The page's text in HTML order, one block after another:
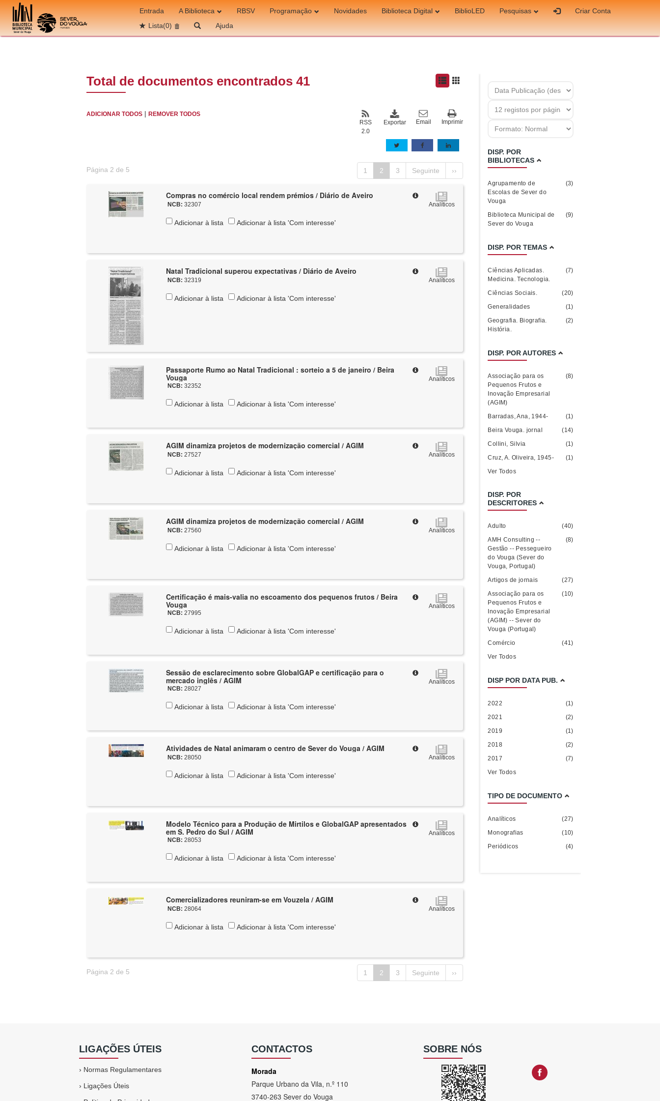
Ir para o conteúdo
Entrada A Biblioteca RBSV Programação Novidades Biblioteca Digital BiblioLED Pesquisas
Criar Conta
Lista(0) Ajuda
Total de documentos encontrados 41
ADICIONAR TODOS |REMOVER TODOS
Imprimir
Email
Exportar
RSS
2.0
Página 2 de 5 1 2 3 Seguinte ››
Compras no comércio local rendem prémios / Diário de Aveiro
NCB:32307 Analíticos
Adicionar à lista Adicionar à lista 'Com interesse'
Natal Tradicional superou expectativas / Diário de Aveiro
NCB:32319 Analíticos
Adicionar à lista Adicionar à lista 'Com interesse'
Passaporte Rumo ao Natal Tradicional : sorteio a 5 de janeiro / Beira
Vouga
NCB:32352
Analíticos
Adicionar à lista Adicionar à lista 'Com interesse'
AGIM dinamiza projetos de modernização comercial / AGIM
NCB:27527 Analíticos
Adicionar à lista Adicionar à lista 'Com interesse'
AGIM dinamiza projetos de modernização comercial / AGIM
NCB:27560 Analíticos
Adicionar à lista Adicionar à lista 'Com interesse'
Certificação é mais-valia no escoamento dos pequenos frutos / Beira
Vouga
NCB:27995
Analíticos
Adicionar à lista Adicionar à lista 'Com interesse'
Sessão de esclarecimento sobre GlobalGAP e certificação para o
mercado inglês / AGIM
NCB:28027
Analíticos
Adicionar à lista Adicionar à lista 'Com interesse'
Atividades de Natal animaram o centro de Sever do Vouga / AGIM
NCB:28050 Analíticos
Adicionar à lista Adicionar à lista 'Com interesse'
Modelo Técnico para a Produção de Mirtilos e GlobalGAP apresentados
em S. Pedro do Sul / AGIM
NCB:28053
Analíticos
Adicionar à lista Adicionar à lista 'Com interesse'
Comercializadores reuniram-se em Vouzela / AGIM
NCB:28064 Analíticos
Adicionar à lista Adicionar à lista 'Com interesse'
Página 2 de 5 1 2 3 Seguinte ››
DISP. POR
BIBLIOTECAS
Agrupamento de
Escolas de Sever do
Vouga
(3)
Biblioteca Municipal de
Sever do Vouga
(9)
DISP. POR TEMAS
Ciências Aplicadas.
Medicina. Tecnologia.
(7)
Ciências Sociais.
(20)
Generalidades
(1)
Geografia. Biografia.
História.
(2)
DISP. POR AUTORES
Associação para os
Pequenos Frutos e
Inovação Empresarial
(AGIM)
(8)
Barradas, Ana, 1944-
(1)
Beira Vouga. jornal
(14)
Collini, Silvia
(1)
Cruz, A. Oliveira, 1945-
(1)
Ver Todos
DISP. POR
DESCRITORES
Adulto
(40)
AMH Consulting --
Gestão -- Pessegueiro
do Vouga (Sever do
Vouga, Portugal)
(8)
Artigos de jornais
(27)
Associação para os
Pequenos Frutos e
Inovação Empresarial
(AGIM) -- Sever do
Vouga (Portugal)
(10)
Comércio
(41)
Ver Todos
DISP POR DATA PUB.
2022
(1)
2021
(2)
2019
(1)
2018
(2)
2017
(7)
Ver Todos
TIPO DE DOCUMENTO
Analíticos
(27)
Monografias
(10)
Periódicos
(4)
LIGAÇÕES ÚTEIS
› Normas Regulamentares
› Ligações Úteis
CONTACTOS
Morada
Parque Urbano da Vila, n.º 110
3740-263 Sever do Vouga
SOBRE NÓS